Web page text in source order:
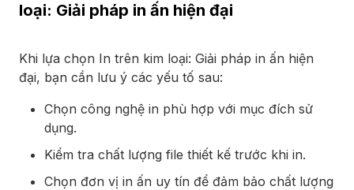
loại: Giải pháp in ấn hiện đại
Khi lựa chọn In trên kim loại: Giải pháp in ấn hiện
đại, bạn cần lưu ý các yếu tố sau:
Chọn công nghệ in phù hợp với mục đích sử
dụng.
Kiểm tra chất lượng file thiết kế trước khi in.
Chọn đơn vị in ấn uy tín để đảm bảo chất lượng